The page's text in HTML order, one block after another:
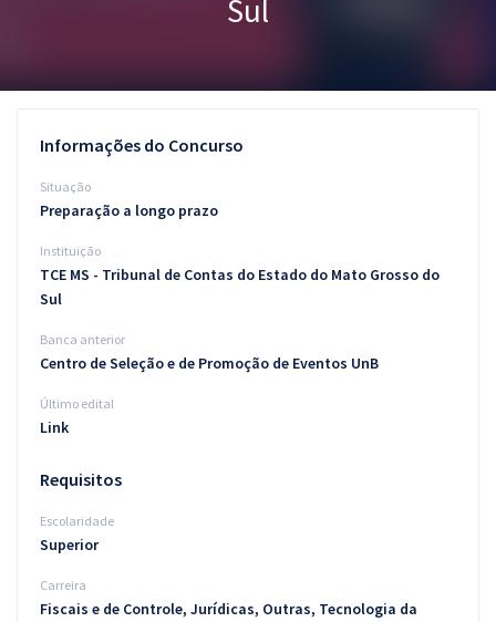
Blog
Aprovados
Sul
Informações do Concurso
Situação
Preparação a longo prazo
Instituição
TCE MS - Tribunal de Contas do Estado do Mato Grosso do
Sul
Banca anterior
Centro de Seleção e de Promoção de Eventos UnB
Último edital
Link
Requisitos
Escolaridade
Superior
Carreira
Fiscais e de Controle, Jurídicas, Outras, Tecnologia da